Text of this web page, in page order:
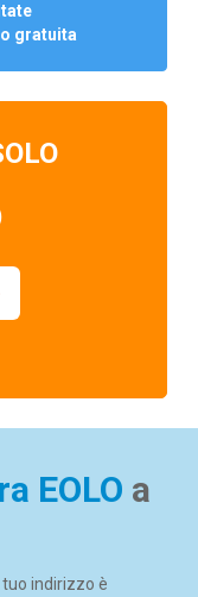
gratuita
EOLO a
tuo indirizzo è